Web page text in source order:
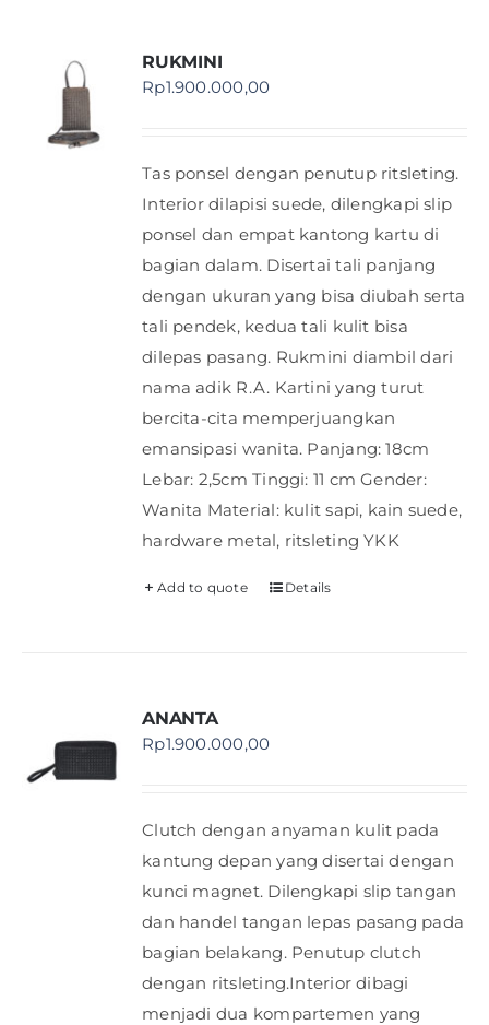
RUKMINI
Rp1.900.000,00
Tas ponsel dengan penutup ritsleting.
Interior dilapisi suede, dilengkapi slip
ponsel dan empat kantong kartu di
bagian dalam. Disertai tali panjang
dengan ukuran yang bisa diubah serta
tali pendek, kedua tali kulit bisa
dilepas pasang. Rukmini diambil dari
nama adik R.A. Kartini yang turut
bercita-cita memperjuangkan
emansipasi wanita. Panjang: 18cm
Lebar: 2,5cm Tinggi: 11 cm Gender:
Wanita Material: kulit sapi, kain suede,
hardware metal, ritsleting YKK
Add to quote Details
ANANTA
Rp1.900.000,00
Clutch dengan anyaman kulit pada
kantung depan yang disertai dengan
kunci magnet. Dilengkapi slip tangan
dan handel tangan lepas pasang pada
bagian belakang. Penutup clutch
dengan ritsleting.Interior dibagi
menjadi dua kompartemen yang